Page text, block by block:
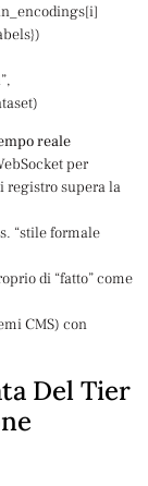
reale
per
registro supera la
“stile formale
di “fatto” come
CMS) con
Del Tier